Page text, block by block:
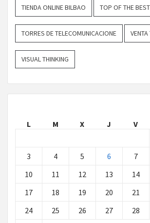
TIENDA ONLINE BILBAO TOP OF THE
TORRES DE TELECOMUNICACIONE
VISUAL THINKING
L
M X J V
3
4 5 6 7
10
11 12 13 14
17
18 19 20 21
24
25 26 27 28